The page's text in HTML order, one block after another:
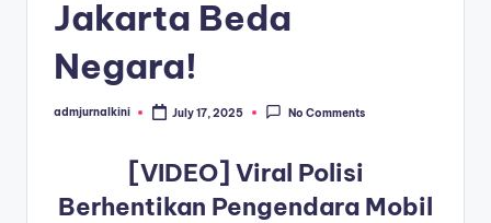
Jakarta Beda
Negara!
Posted
admjurnalkini July 17, 2025 No Comments
[VIDEO] Viral Polisi
Berhentikan Pengendara Mobil